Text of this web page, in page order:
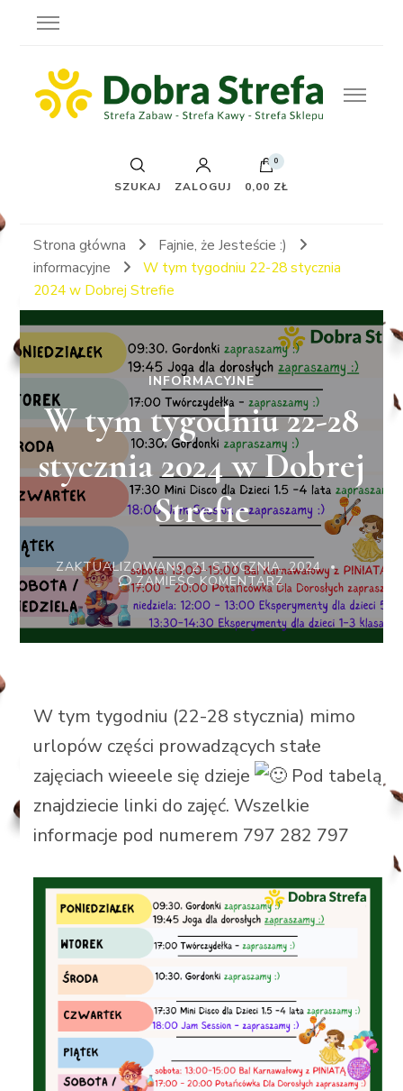
SZUKAJ ZALOGUJ
0
0,00 ZŁ
Strona główna
Fajnie, że Jesteście :)
informacyjne
W tym tygodniu 22-28 stycznia
2024 w Dobrej Strefie
INFORMACYJNE
W tym tygodniu 22-28
stycznia 2024 w Dobrej
Strefie
ZAKTUALIZOWANO21 STYCZNIA, 2024
ZAMIEŚĆ KOMENTARZWE
WPISIE
W
TYM
W
DOBREJ
STREFIE
W tym tygodniu (22-28 stycznia) mimo
urlopów części prowadzących stałe
zajęciach wieeele się dzieje
Pod tabelą
znajdziecie linki do zajęć. Wszelkie
informacje pod numerem 797 282 797